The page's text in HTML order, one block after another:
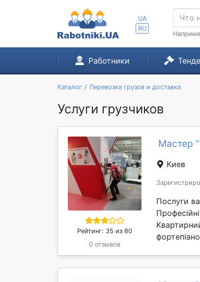
UA
RU
Работники
Каталог Перевозка грузов и доставка
Услуги грузчиков
Рейтинг: 35 из 80
0 отзывов
Мастер
Киев
Послуги